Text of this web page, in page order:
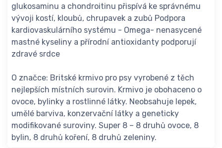
glukosaminu a chondroitinu přispívá ke správnému
vývoji kostí, kloubů, chrupavek a zubů Podpora
kardiovaskulárního systému - Omega- nenasycené
mastné kyseliny a přírodní antioxidanty podporují
zdravé srdce
O značce: Britské krmivo pro psy vyrobené z těch
nejlepších místních surovin. Krmivo je obohaceno o
ovoce, bylinky a rostlinné látky. Neobsahuje lepek,
umělé barviva, konzervační látky a geneticky
modifikované suroviny. Super 8 – 8 druhů ovoce, 8
bylin, 8 druhů koření, 8 druhů zeleniny.